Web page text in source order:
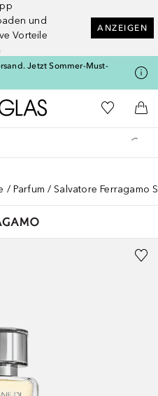
und
Vorteile
ANZEIGEN
Jetzt Sommer-Must-
Zur Douglas Startseite
Zu Meiner
Parfum Salvatore Ferragamo